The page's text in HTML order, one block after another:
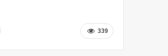
339